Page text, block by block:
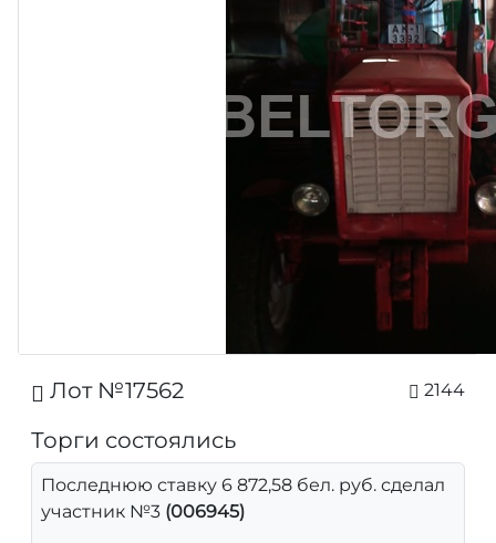
Лот №17562 2144
Торги состоялись
Последнюю ставку 6 872,58 бел. руб. сделал
участник №3 (006945)